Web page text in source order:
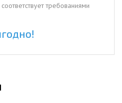
требованиями